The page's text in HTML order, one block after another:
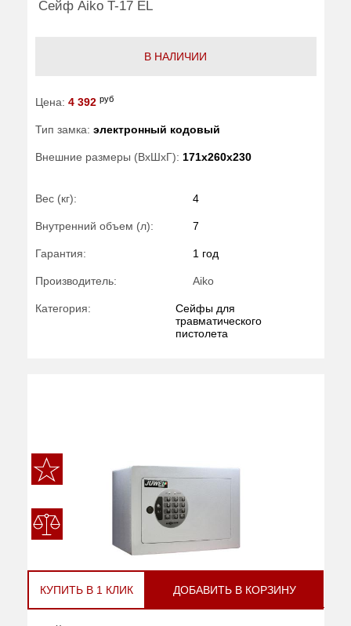
Сейф Aiko T-17 EL
В НАЛИЧИИ
Цена: 4 392 руб
Тип замка: электронный кодовый
Внешние размеры (ВхШхГ): 171x260x230
Вес (кг): 4
Внутренний объем (л): 7
Гарантия: 1 год
Производитель: Aiko
Категория:
Сейфы для
травматического
пистолета
КУПИТЬ В 1 КЛИК ДОБАВИТЬ В КОРЗИНУ